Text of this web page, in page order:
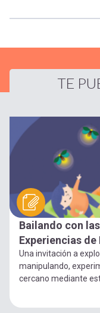
TE
Bailando con
Experiencias
Una invitación a
manipulando,
cercano mediante